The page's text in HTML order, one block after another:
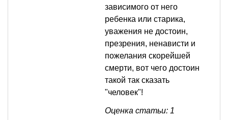
зависимого от него
ребенка или старика,
уважения не достоин,
презрения, ненависти и
пожелания скорейшей
смерти, вот чего достоин
такой так сказать
"человек"!
Оценка статьи: 1